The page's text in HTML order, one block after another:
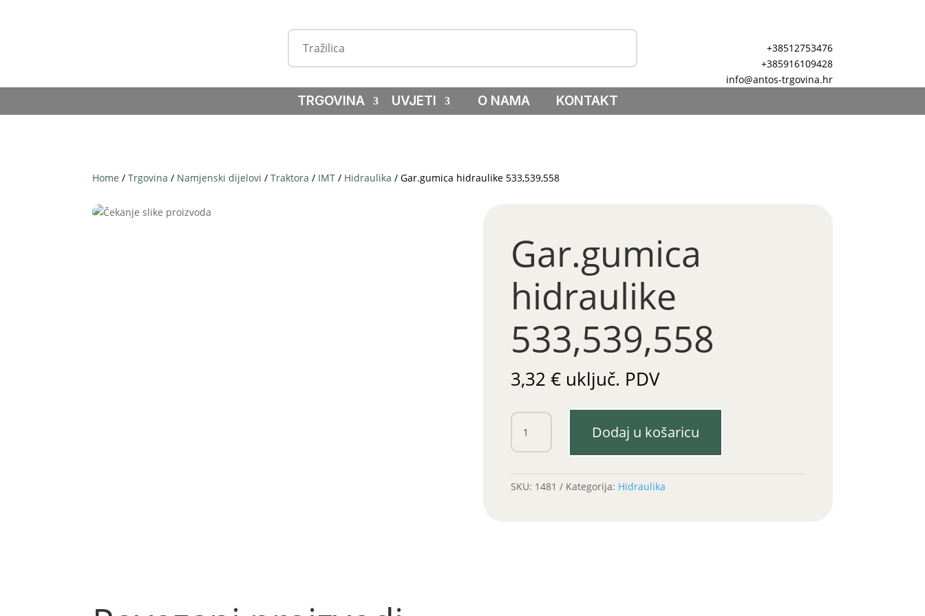
+38512753476
+385916109428
info@antos-trgovina.hr
TRGOVINA UVJETI O NAMA KONTAKT
Home /Trgovina / Namjenski dijelovi /Traktora / IMT / Hidraulika / Gar.gumica hidraulike 533,539,558
Gar.gumica
hidraulike
533,539,558
3,32 € uključ. PDV
Gar.gumica
hidraulike
533,539,558
Dodaj u košaricu
SKU: 1481 Kategorija: Hidraulika